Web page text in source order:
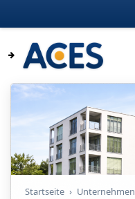
Startseite › Unternehmen